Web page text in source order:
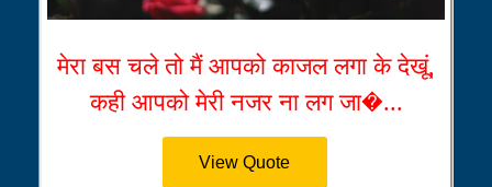
मेरा बस चले तो मैं आपको काजल लगा के देखूं,
कही आपको मेरी नजर ना लग जा�...
View Quote